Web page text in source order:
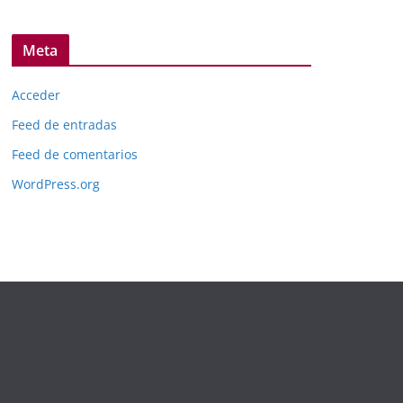
Meta
Acceder
Feed de entradas
Feed de comentarios
WordPress.org